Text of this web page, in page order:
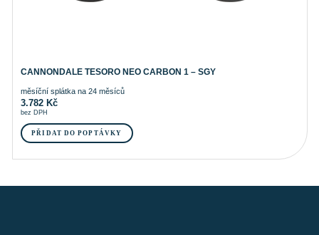
CANNONDALE TESORO NEO CARBON 1 – SGY
měsíční splátka na 24 měsíců
3.782 Kč
bez DPH
PŘIDAT DO POPTÁVKY